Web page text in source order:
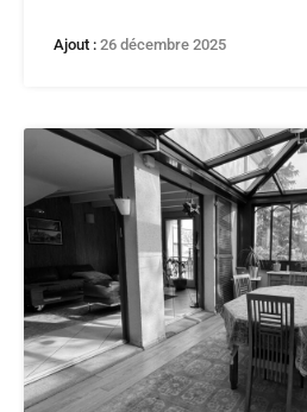
Ajout : 26 décembre 2025